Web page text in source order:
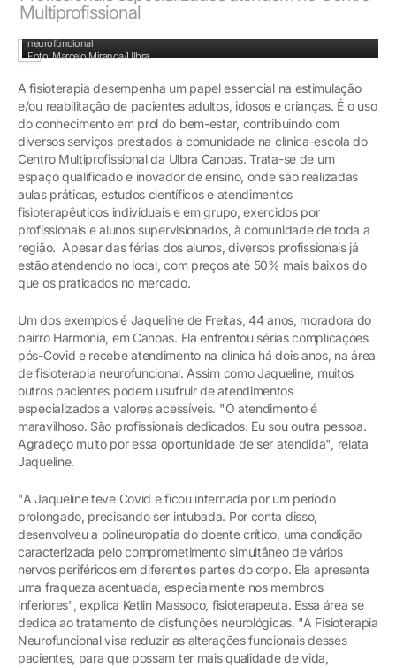
Multiprofissional
neurofuncional
Foto: Marcelo Miranda/Ulbra
A fisioterapia desempenha um papel essencial na estimulação
e/ou reabilitação de pacientes adultos, idosos e crianças. É o uso
do conhecimento em prol do bem-estar, contribuindo com
diversos serviços prestados à comunidade na clínica-escola do
Centro Multiprofissional da Ulbra Canoas. Trata-se de um
espaço qualificado e inovador de ensino, onde são realizadas
aulas práticas, estudos científicos e atendimentos
fisioterapêuticos individuais e em grupo, exercidos por
profissionais e alunos supervisionados, à comunidade de toda a
região. Apesar das férias dos alunos, diversos profissionais já
estão atendendo no local, com preços até 50% mais baixos do
que os praticados no mercado.
Um dos exemplos é Jaqueline de Freitas, 44 anos, moradora do
bairro Harmonia, em Canoas. Ela enfrentou sérias complicações
pós-Covid e recebe atendimento na clínica há dois anos, na área
de fisioterapia neurofuncional. Assim como Jaqueline, muitos
outros pacientes podem usufruir de atendimentos
especializados a valores acessíveis. "O atendimento é
maravilhoso. São profissionais dedicados. Eu sou outra pessoa.
Agradeço muito por essa oportunidade de ser atendida", relata
Jaqueline.
"A Jaqueline teve Covid e ficou internada por um período
prolongado, precisando ser intubada. Por conta disso,
desenvolveu a polineuropatia do doente crítico, uma condição
caracterizada pelo comprometimento simultâneo de vários
nervos periféricos em diferentes partes do corpo. Ela apresenta
uma fraqueza acentuada, especialmente nos membros
inferiores", explica Ketlin Massoco, fisioterapeuta. Essa área se
dedica ao tratamento de disfunções neurológicas. "A Fisioterapia
Neurofuncional visa reduzir as alterações funcionais desses
pacientes, para que possam ter mais qualidade de vida,